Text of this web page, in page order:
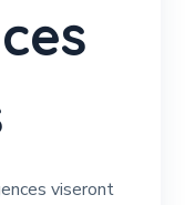
viseront